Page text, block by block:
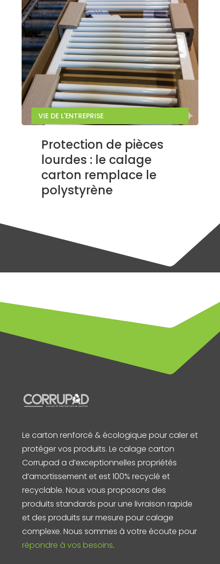
Protection de pièces
lourdes : le calage
carton remplace le
polystyrène
VIE DE L'ENTREPRISE
Le carton renforcé & écologique pour caler et
protéger vos produits. Le calage carton
Corrupad a d’exceptionnelles propriétés
d’amortissement et est 100% recyclé et
recyclable. Nous vous proposons des
produits standards pour une livraison rapide
et des produits sur mesure pour calage
complexe. Nous sommes à votre écoute pour
répondre à vos besoins.